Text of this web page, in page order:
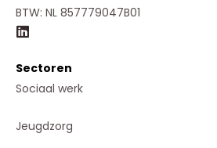
BTW: NL 857779047B01
Sectoren
Sociaal werk
Jeugdzorg